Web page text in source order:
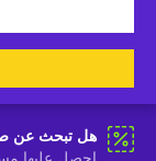
هل تبحث عن